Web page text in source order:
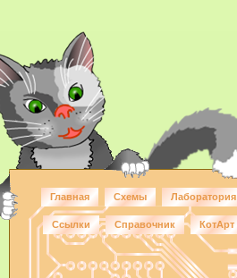
Главная Схемы Лаборатория
Ссылки Справочник КотАрт